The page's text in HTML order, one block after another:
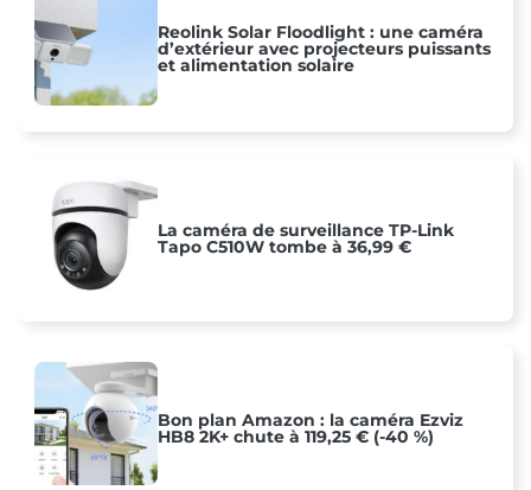
Reolink Solar Floodlight : une caméra
d’extérieur avec projecteurs puissants
et alimentation solaire
La caméra de surveillance TP-Link
Tapo C510W tombe à 36,99 €
Bon plan Amazon : la caméra Ezviz
HB8 2K+ chute à 119,25 € (-40 %)